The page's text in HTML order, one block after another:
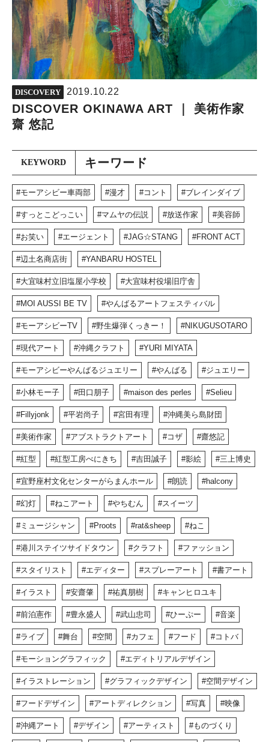
DISCOVERY 2019.10.22
DISCOVER OKINAWA ART ｜ 美術作家
齋 悠記
キーワード
KEYWORD
モーアシビー車両部 漫才 コント ブレインダイブ
すっとこどっこい マムヤの伝説 放送作家 美容師
お笑い エージェント JAG☆STANG FRONT ACT
辺土名商店街 YANBARU HOSTEL
大宜味村立旧塩屋小学校 大宜味村役場旧庁舎
MOI AUSSI BE TV やんばるアートフェスティバル
モーアシビーTV 野生爆弾くっきー！ NIKUGUSOTARO
現代アート 沖縄クラフト YURI MIYATA
モーアシビーやんばるジュエリー やんばる ジュエリー
小林モー子 田口朋子 maison des perles Selieu
Fillyjonk 平岩尚子 宮田有理 沖縄美ら島財団
美術作家 アブストラクトアート コザ 齋悠記
紅型 紅型工房べにきち 吉田誠子 影絵 三上博史
宜野座村文化センターがらまんホール 朗読 halcony
幻灯 ねこアート やちむん スイーツ
ミュージシャン Proots rat&sheep ねこ
港川ステイツサイドタウン クラフト ファッション
スタイリスト エディター スプレーアート 書アート
イラスト 安齋肇 祐真朋樹 キャンヒロユキ
前泊憲作 豊永盛人 武山忠司 ひーぷー 音楽
ライブ 舞台 空間 カフェ フード コトバ
モーショングラフィック エディトリアルデザイン
イラストレーション グラフィックデザイン 空間デザイン
フードデザイン アートディレクション 写真 映像
沖縄アート デザイン アーティスト ものづくり